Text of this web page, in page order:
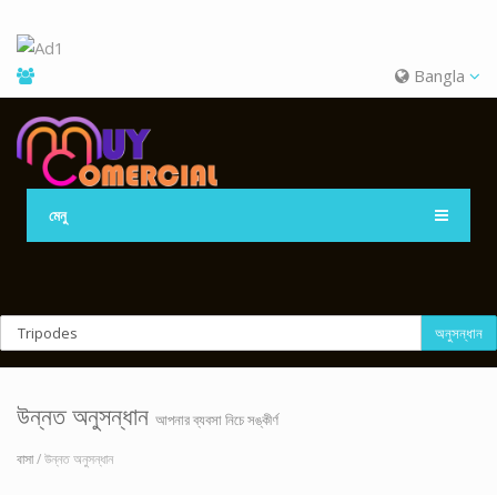
Bangla
মেনু
অনুসন্ধান
উন্নত অনুসন্ধান আপনার ব্যবসা নিচে সঙ্কীর্ণ
বাসা/ উন্নত অনুসন্ধান